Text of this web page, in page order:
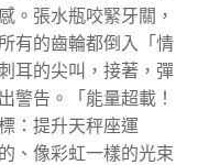
。張水瓶咬緊牙關，
有的齒輪都倒入「情
耳的尖叫，接著，彈
警告。「能量超載！
：提升天秤座運
、像彩虹一樣的光束